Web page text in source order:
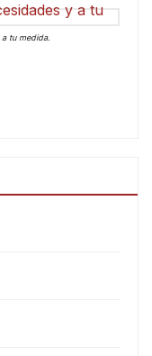
tu medida.